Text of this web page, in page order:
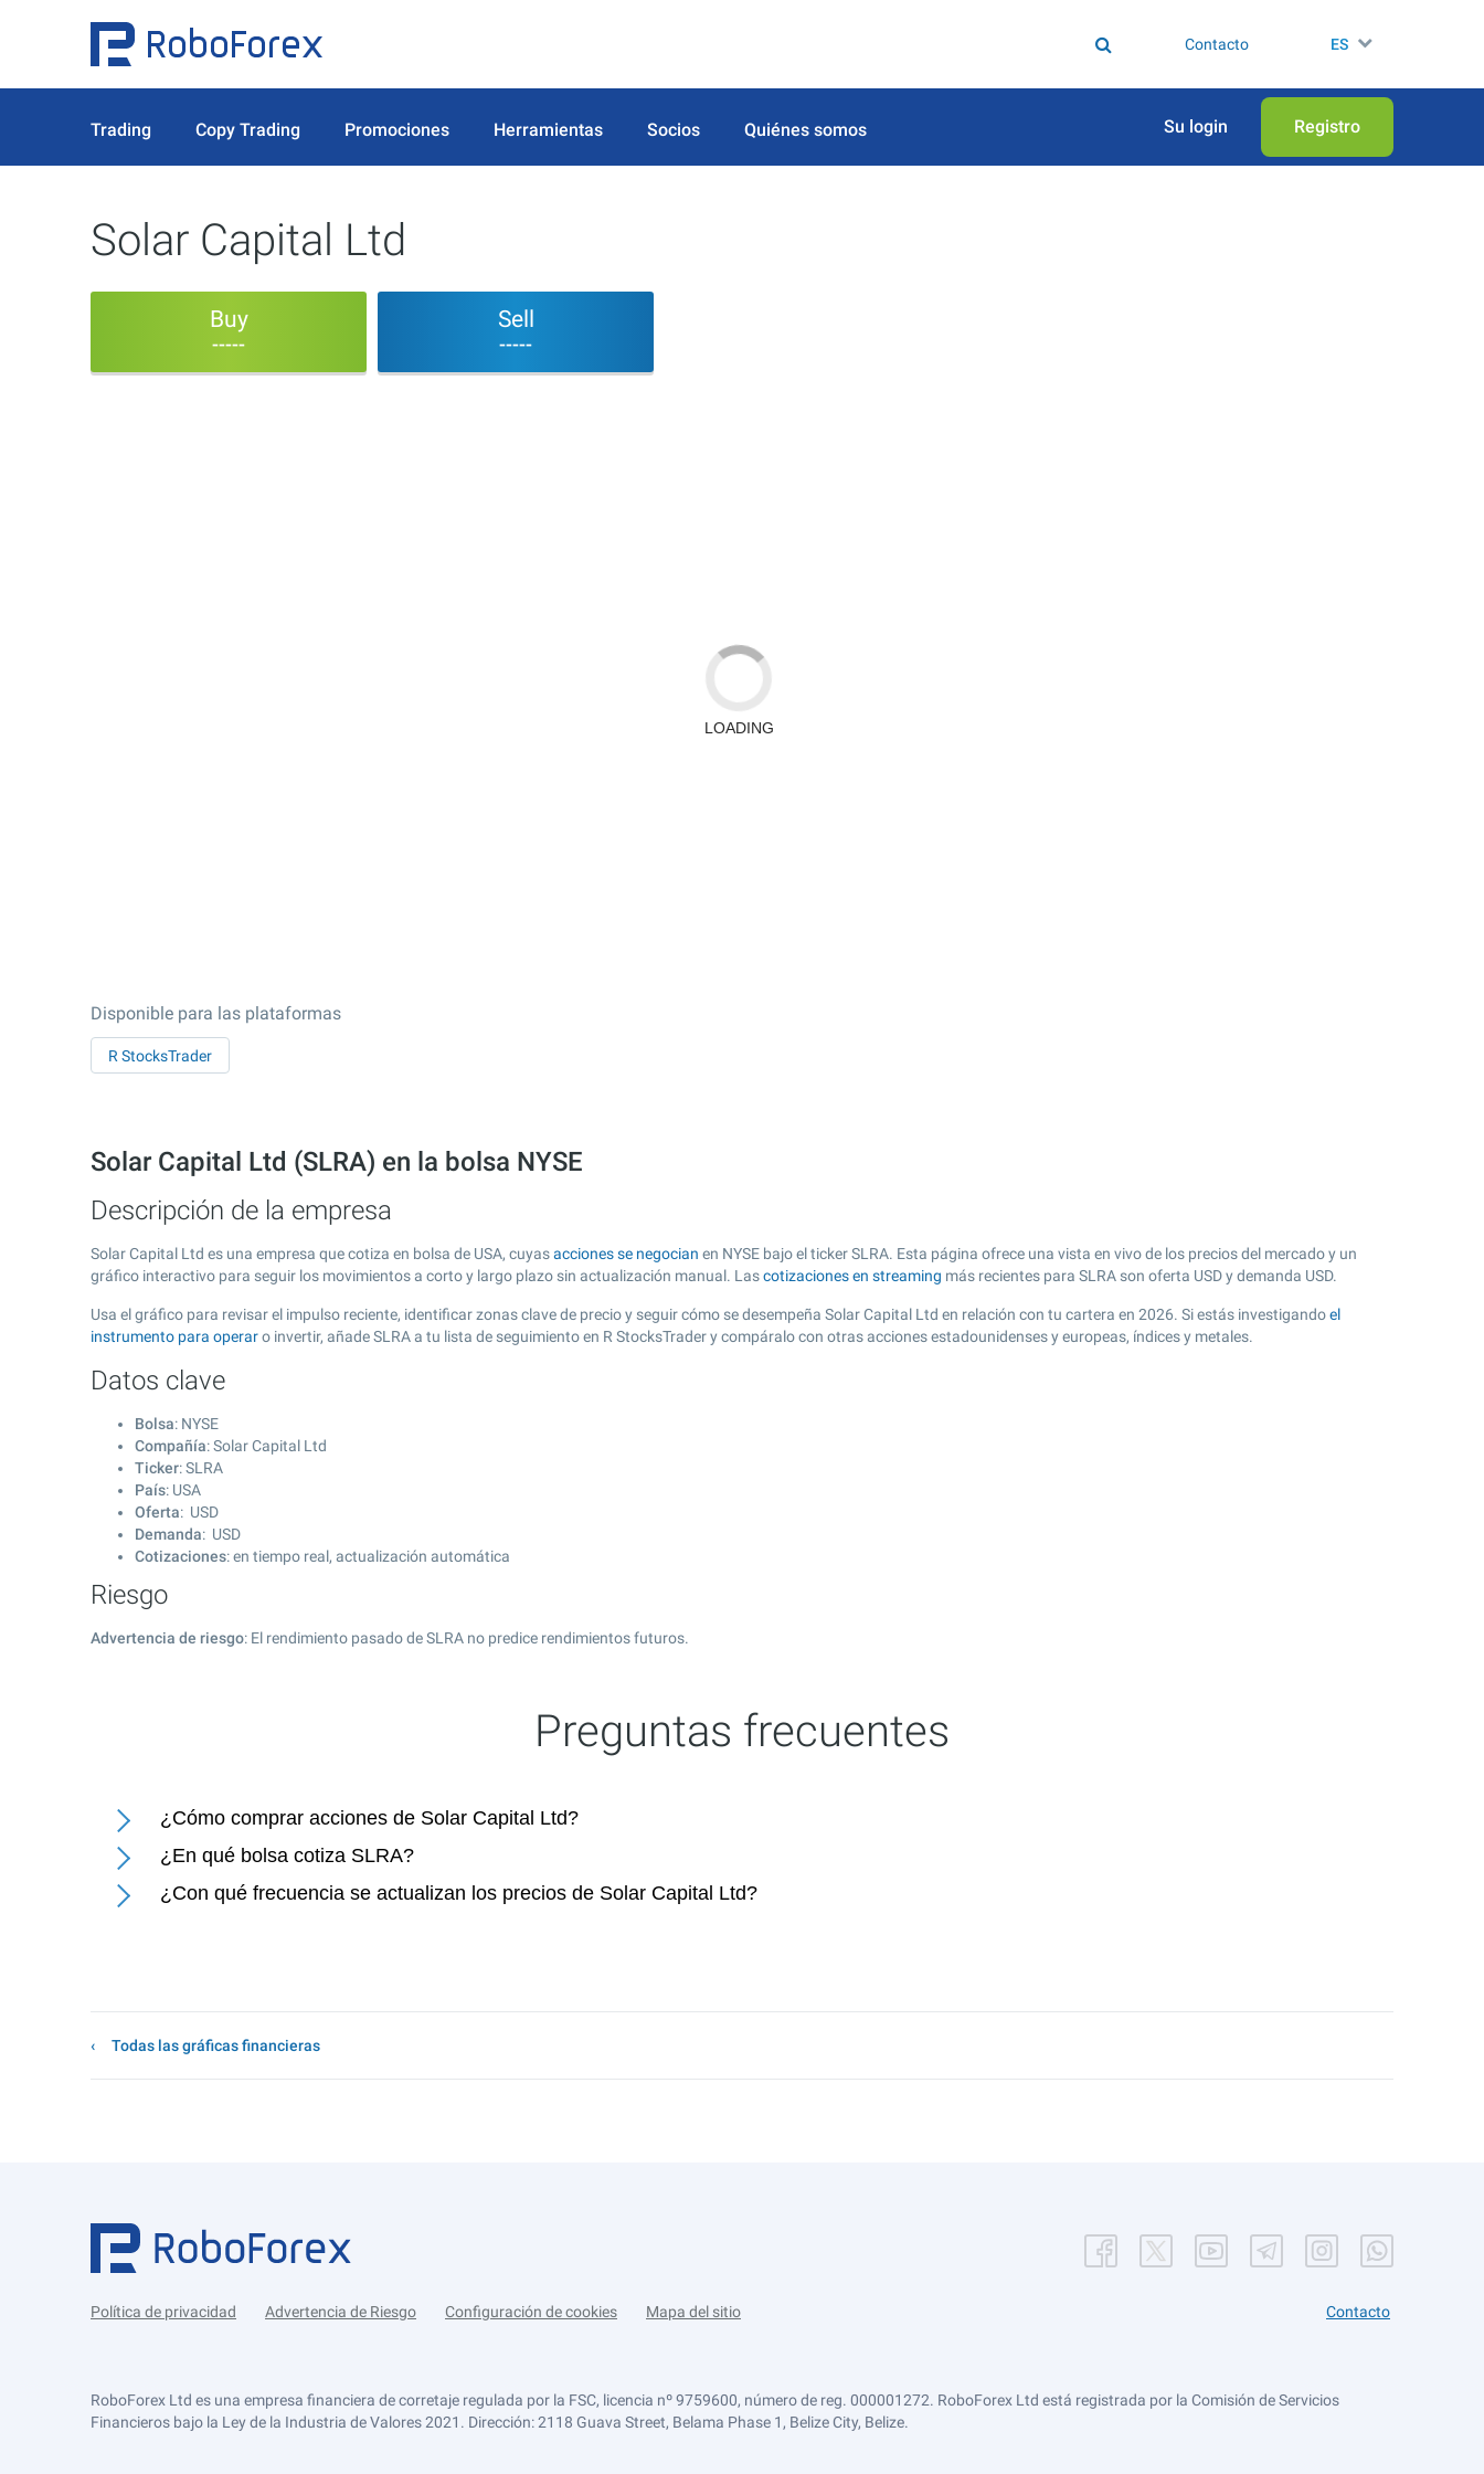
Contacto ES
Trading Copy Trading Promociones Herramientas Socios Quiénes somos Su login Registro
Solar Capital Ltd
Buy
-----
Sell
-----
Disponible para las plataformas
R StocksTrader
Solar Capital Ltd (SLRA) en la bolsa NYSE
Descripción de la empresa
Solar Capital Ltd es una empresa que cotiza en bolsa de USA, cuyasacciones se negocian en NYSE bajo el ticker SLRA. Esta página ofrece una vista en vivo de los precios del mercado y un
gráfico interactivo para seguir los movimientos a corto y largo plazo sin actualización manual. Lascotizaciones en streaming más recientes para SLRA son oferta USD y demanda USD.
Usa el gráfico para revisar el impulso reciente, identificar zonas clave de precio y seguir cómo se desempeña Solar Capital Ltd en relación con tu cartera en 2026. Si estás investigandoel
instrumento para operaro invertir, añade SLRA a tu lista de seguimiento en R StocksTrader y compáralo con otras acciones estadounidenses y europeas, índices y metales.
Datos clave
Bolsa: NYSE
Compañía: Solar Capital Ltd
Ticker: SLRA
País: USA
Oferta: USD
Demanda: USD
Cotizaciones: en tiempo real, actualización automática
Riesgo
Advertencia de riesgo: El rendimiento pasado de SLRA no predice rendimientos futuros.
Preguntas frecuentes
¿Cómo comprar acciones de Solar Capital Ltd?
¿En qué bolsa cotiza SLRA?
¿Con qué frecuencia se actualizan los precios de Solar Capital Ltd?
Todas las gráficas financieras
Política de privacidad Advertencia de Riesgo Configuración de cookies Mapa del sitio Contacto
RoboForex Ltd es una empresa financiera de corretaje regulada por la FSC, licencia nº 9759600, número de reg. 000001272. RoboForex Ltd está registrada por la Comisión de Servicios
Financieros bajo la Ley de la Industria de Valores 2021. Dirección: 2118 Guava Street, Belama Phase 1, Belize City, Belize.